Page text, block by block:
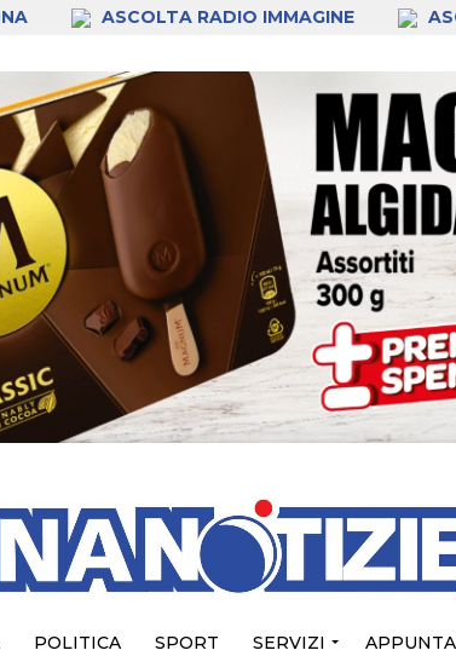
ASCOLTA RADIO IMMAGINE
POLITICA SPORT SERVIZI